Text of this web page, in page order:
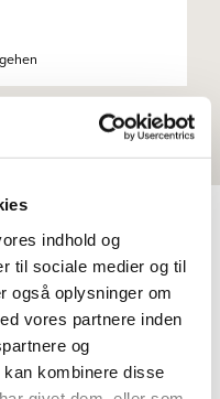
indhold og
til sociale medier og til
også oplysninger om
vores partnere inden
og
kombinere disse